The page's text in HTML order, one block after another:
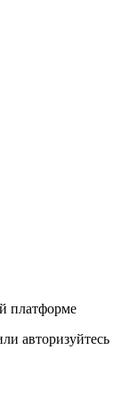
платформе
авторизуйтесь